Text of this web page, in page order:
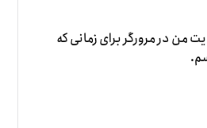
من در مرورگر برای زمانی که